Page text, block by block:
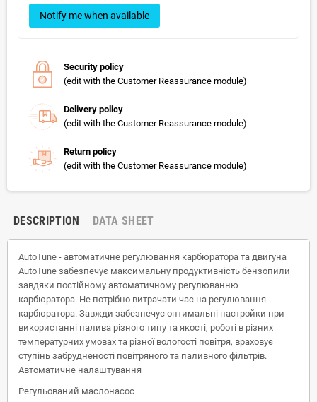
Notify me when available
Security policy
(edit with the Customer Reassurance module)
Delivery policy
(edit with the Customer Reassurance module)
Return policy
(edit with the Customer Reassurance module)
DESCRIPTION DATA SHEET
AutoTune - автоматичне регулювання карбюратора та двигуна
AutoTune забезпечує максимальну продуктивність бензопили
завдяки постійному автоматичному регулюванню
карбюратора. Не потрібно витрачати час на регулювання
карбюратора. Завжди забезпечує оптимальні настройки при
використанні палива різного типу та якості, роботі в різних
температурних умовах та різної вологості повітря, враховує
ступінь забрудненості повітряного та паливного фільтрів.
Автоматичне налаштування
Регульований маслонасос